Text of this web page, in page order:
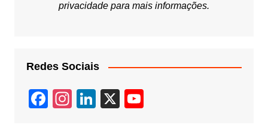
privacidadepara mais informações.
Redes Sociais
F
In
Li
X